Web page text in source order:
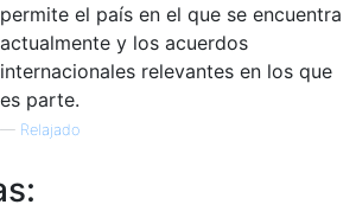
permite el país en el que se encuentra
actualmente y los acuerdos
internacionales relevantes en los que
es parte.
— Relajado